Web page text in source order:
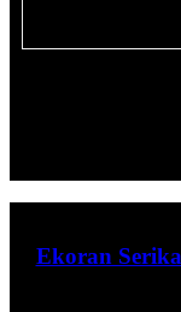
Ekoran